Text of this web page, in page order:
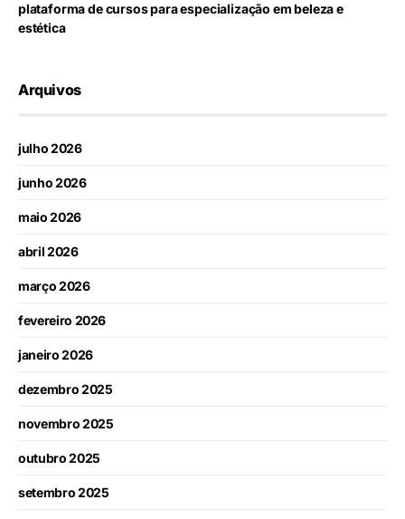
plataforma de cursos para especialização em beleza e
estética
Arquivos
julho 2026
junho 2026
maio 2026
abril 2026
março 2026
fevereiro 2026
janeiro 2026
dezembro 2025
novembro 2025
outubro 2025
setembro 2025